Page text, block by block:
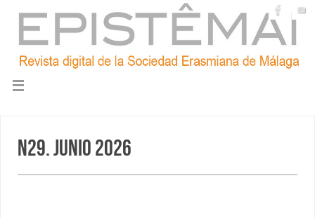
N29. Junio 2026